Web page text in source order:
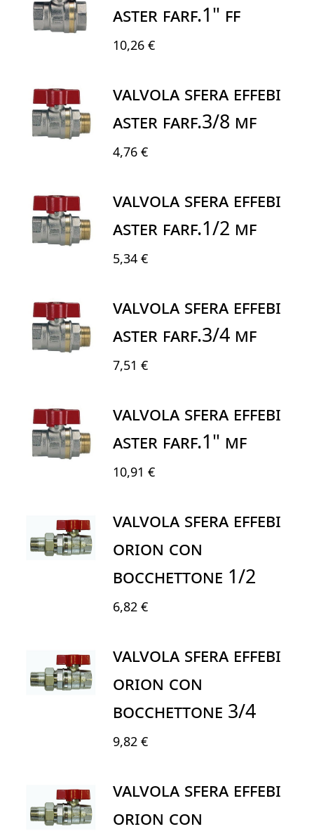
ASTER FARF.1" FF
10,26 €
VALVOLA SFERA EFFEBI
ASTER FARF.3/8 MF
4,76 €
VALVOLA SFERA EFFEBI
ASTER FARF.1/2 MF
5,34 €
VALVOLA SFERA EFFEBI
ASTER FARF.3/4 MF
7,51 €
VALVOLA SFERA EFFEBI
ASTER FARF.1" MF
10,91 €
VALVOLA SFERA EFFEBI
ORION CON
BOCCHETTONE 1/2
6,82 €
VALVOLA SFERA EFFEBI
ORION CON
BOCCHETTONE 3/4
9,82 €
VALVOLA SFERA EFFEBI
ORION CON